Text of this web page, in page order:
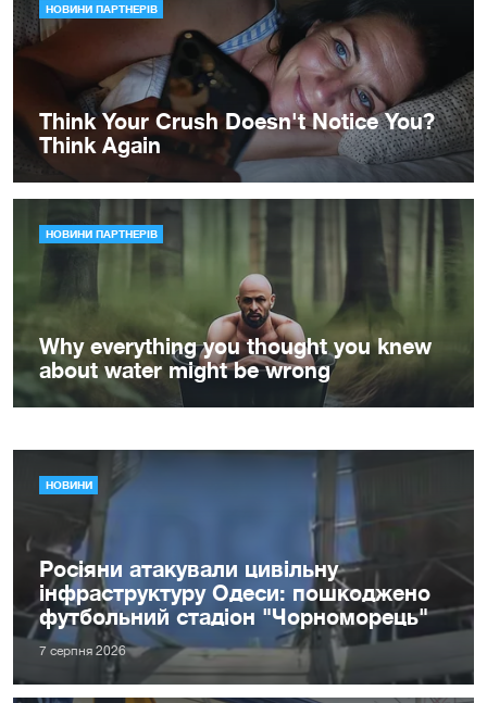
НОВИНИ
Росіяни атакували цивільну
інфраструктуру Одеси: пошкоджено
футбольний стадіон "Чорноморець"
7 серпня 2026